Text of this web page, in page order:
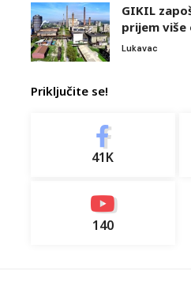
GIKIL
prijem više
Lukavac
Priključite se!
41K
140